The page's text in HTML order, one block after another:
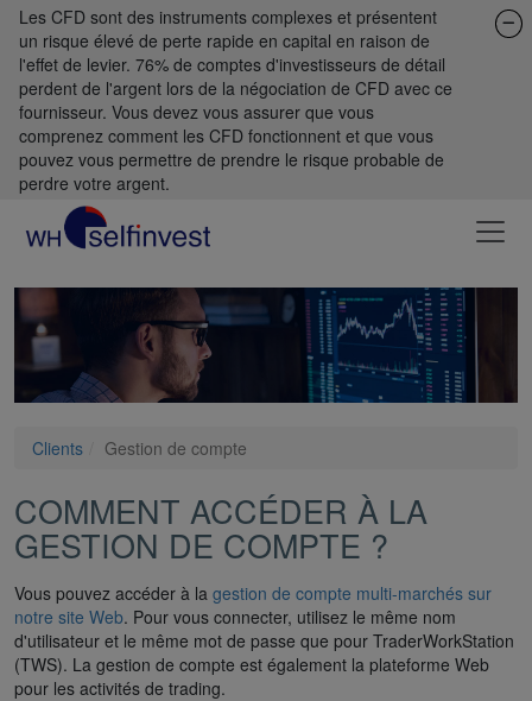
Les CFD sont des instruments complexes et présentent
un risque élevé de perte rapide en capital en raison de
l'effet de levier. 76% de comptes d'investisseurs de détail
perdent de l'argent lors de la négociation de CFD avec ce
fournisseur. Vous devez vous assurer que vous
comprenez comment les CFD fonctionnent et que vous
pouvez vous permettre de prendre le risque probable de
perdre votre argent.
Clients Gestion de compte
COMMENT ACCÉDER À LA
GESTION DE COMPTE ?
Vous pouvez accéder à la gestion de compte multi-marchés sur
notre site Web. Pour vous connecter, utilisez le même nom
d'utilisateur et le même mot de passe que pour TraderWorkStation
(TWS). La gestion de compte est également la plateforme Web
pour les activités de trading.